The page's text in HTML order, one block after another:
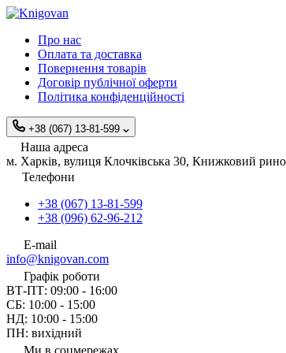
Про нас
Оплата та доставка
Повернення товарів
Договір публічної оферти
Політика конфіденційності
+38 (067) 13-81-599
Наша адреса
м. Харків, вулиця Клочківська 30, Книжковий
Телефони
+38 (067) 13-81-599
+38 (096) 62-96-212
E-mail
info@knigovan.com
Графік роботи
ВТ-ПТ: 09:00 - 16:00
СБ: 10:00 - 15:00
НД: 10:00 - 15:00
ПН: вихідний
Ми в соцмережах